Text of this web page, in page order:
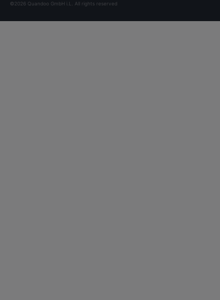
©2026 Quandoo GmbH i.L. All rights reserved